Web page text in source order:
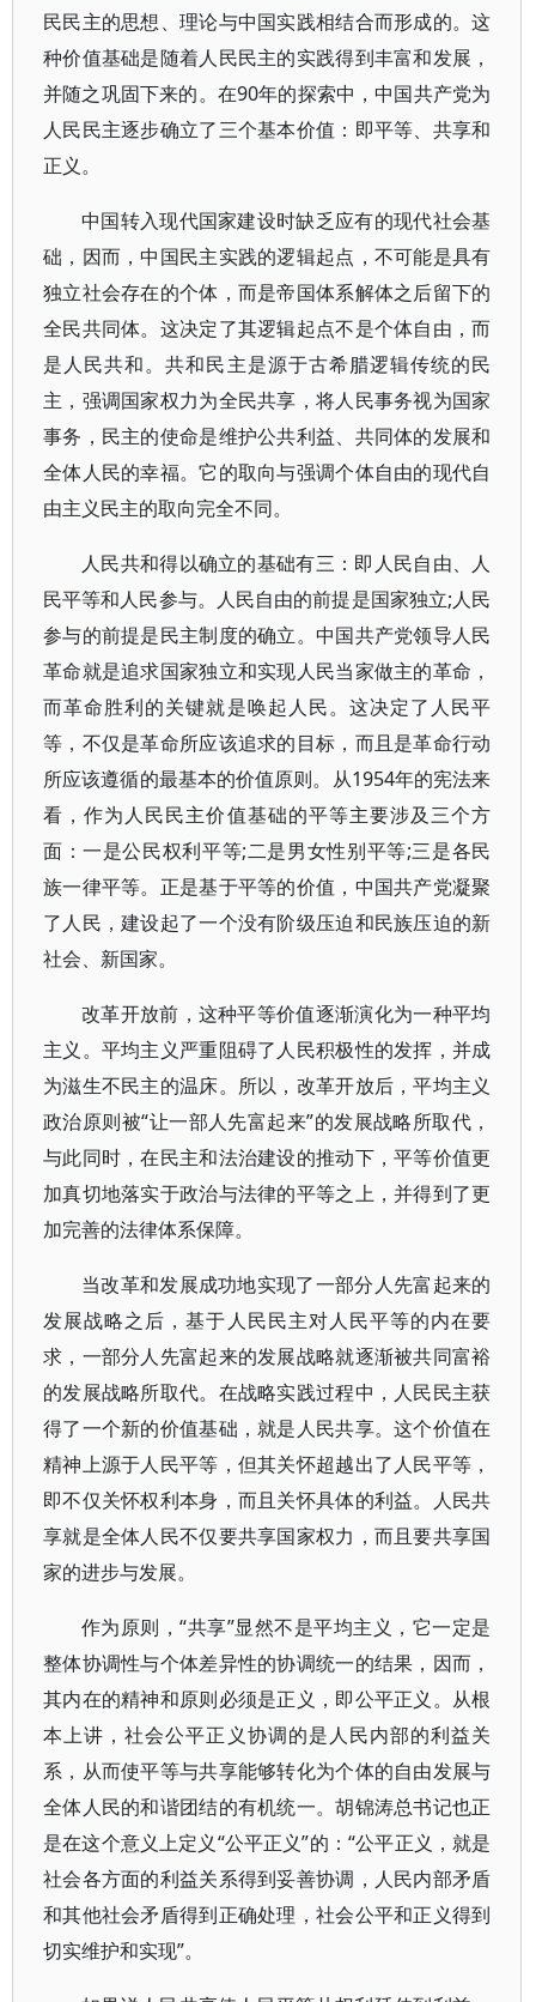
民民主的思想、理论与中国实践相结合而形成的。这
种价值基础是随着人民民主的实践得到丰富和发展，
并随之巩固下来的。在90年的探索中，中国共产党为
人民民主逐步确立了三个基本价值：即平等、共享和
正义。
中国转入现代国家建设时缺乏应有的现代社会基
础，因而，中国民主实践的逻辑起点，不可能是具有
独立社会存在的个体，而是帝国体系解体之后留下的
全民共同体。这决定了其逻辑起点不是个体自由，而
是人民共和。共和民主是源于古希腊逻辑传统的民
主，强调国家权力为全民共享，将人民事务视为国家
事务，民主的使命是维护公共利益、共同体的发展和
全体人民的幸福。它的取向与强调个体自由的现代自
由主义民主的取向完全不同。
人民共和得以确立的基础有三：即人民自由、人
民平等和人民参与。人民自由的前提是国家独立;人民
参与的前提是民主制度的确立。中国共产党领导人民
革命就是追求国家独立和实现人民当家做主的革命，
而革命胜利的关键就是唤起人民。这决定了人民平
等，不仅是革命所应该追求的目标，而且是革命行动
所应该遵循的最基本的价值原则。从1954年的宪法来
看，作为人民民主价值基础的平等主要涉及三个方
面：一是公民权利平等;二是男女性别平等;三是各民
族一律平等。正是基于平等的价值，中国共产党凝聚
了人民，建设起了一个没有阶级压迫和民族压迫的新
社会、新国家。
改革开放前，这种平等价值逐渐演化为一种平均
主义。平均主义严重阻碍了人民积极性的发挥，并成
为滋生不民主的温床。所以，改革开放后，平均主义
政治原则被“让一部人先富起来”的发展战略所取代，
与此同时，在民主和法治建设的推动下，平等价值更
加真切地落实于政治与法律的平等之上，并得到了更
加完善的法律体系保障。
当改革和发展成功地实现了一部分人先富起来的
发展战略之后，基于人民民主对人民平等的内在要
求，一部分人先富起来的发展战略就逐渐被共同富裕
的发展战略所取代。在战略实践过程中，人民民主获
得了一个新的价值基础，就是人民共享。这个价值在
精神上源于人民平等，但其关怀超越出了人民平等，
即不仅关怀权利本身，而且关怀具体的利益。人民共
享就是全体人民不仅要共享国家权力，而且要共享国
家的进步与发展。
作为原则，“共享”显然不是平均主义，它一定是
整体协调性与个体差异性的协调统一的结果，因而，
其内在的精神和原则必须是正义，即公平正义。从根
本上讲，社会公平正义协调的是人民内部的利益关
系，从而使平等与共享能够转化为个体的自由发展与
全体人民的和谐团结的有机统一。胡锦涛总书记也正
是在这个意义上定义“公平正义”的：“公平正义，就是
社会各方面的利益关系得到妥善协调，人民内部矛盾
和其他社会矛盾得到正确处理，社会公平和正义得到
切实维护和实现”。